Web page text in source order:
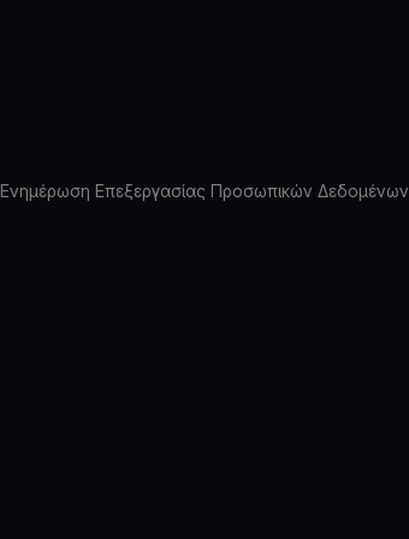
Ενημέρωση Επεξεργασίας Προσωπικών Δεδομένων